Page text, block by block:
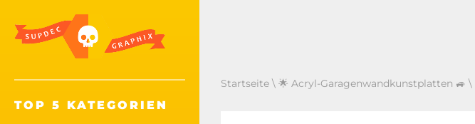
TOP 5 KATEGORIEN
Startseite \ 🌟 Acryl-Garagenwandkunstplatten 🚙 \